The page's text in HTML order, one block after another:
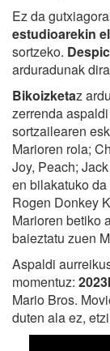
Ez da
estudioarekin
sortzeko.
arduradunak
Bikoizketaz
zerrenda
sortzailearen
Marioren rola;
Joy, Peach;
en bilakatuko
Rogen Donkey
Marioren betiko
baieztatu zuen
Aspaldi
momentuz:
Mario Bros.
duten ala ez,